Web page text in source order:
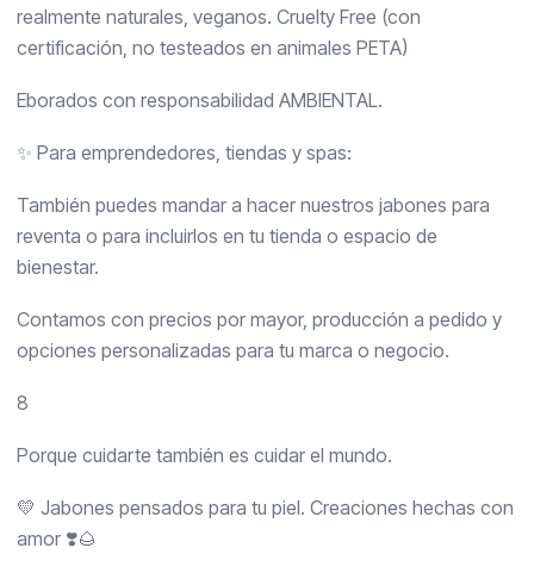
realmente naturales, veganos. Cruelty Free (con
certificación, no testeados en animales PETA)
Eborados con responsabilidad AMBIENTAL.
✨ Para emprendedores, tiendas y spas:
También puedes mandar a hacer nuestros jabones para
reventa o para incluirlos en tu tienda o espacio de
bienestar.
Contamos con precios por mayor, producción a pedido y
opciones personalizadas para tu marca o negocio.
8
Porque cuidarte también es cuidar el mundo.
💛 Jabones pensados para tu piel. Creaciones hechas con
amor ❣️🌰